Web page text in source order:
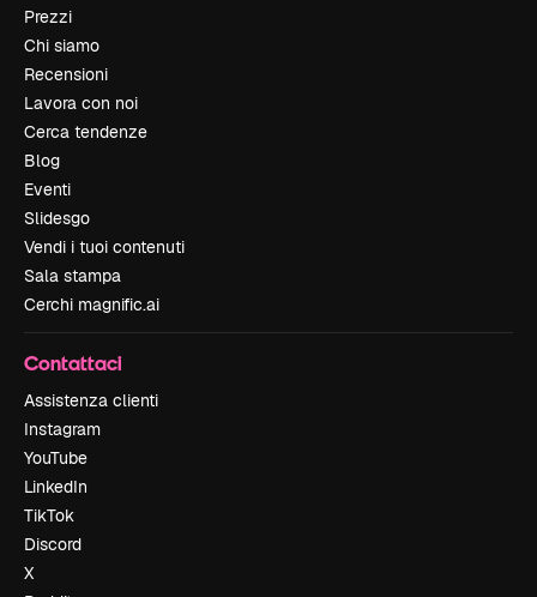
Prezzi
Chi siamo
Recensioni
Lavora con noi
Cerca tendenze
Blog
Eventi
Slidesgo
Vendi i tuoi contenuti
Sala stampa
Cerchi magnific.ai
Contattaci
Assistenza clienti
Instagram
YouTube
LinkedIn
TikTok
Discord
X